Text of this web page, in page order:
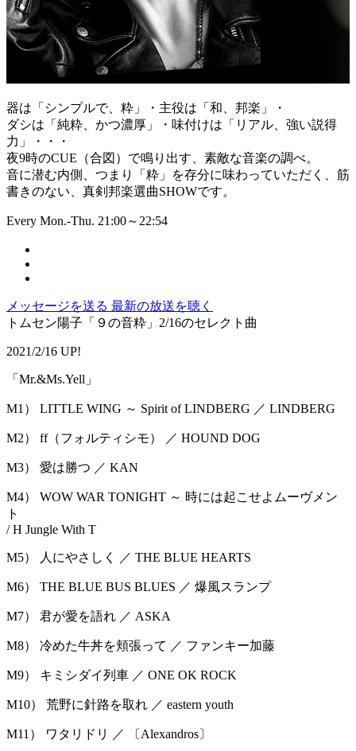
器は「シンプルで、粋」・主役は「和、邦楽」・
ダシは「純粋、かつ濃厚」・味付けは「リアル、強い説得
力」・・・
夜9時のCUE（合図）で鳴り出す、素敵な音楽の調べ。
音に潜む内側、つまり「粋」を存分に味わっていただく、筋
書きのない、真剣邦楽選曲SHOWです。
Every Mon.-Thu. 21:00～22:54
メッセージを送る 最新の放送を聴く
トムセン陽子「９の音粋」2/16のセレクト曲
2021/2/16 UP!
「Mr.&Ms.Yell」
M1） LITTLE WING ～ Spirit of LINDBERG ／ LINDBERG
M2） ff（フォルティシモ） ／ HOUND DOG
M3） 愛は勝つ ／ KAN
M4） WOW WAR TONIGHT ～ 時には起こせよムーヴメン
ト
/ H Jungle With T
M5） 人にやさしく ／ THE BLUE HEARTS
M6） THE BLUE BUS BLUES ／ 爆風スランプ
M7） 君が愛を語れ ／ ASKA
M8） 冷めた牛丼を頬張って ／ ファンキー加藤
M9） キミシダイ列車 ／ ONE OK ROCK
M10） 荒野に針路を取れ ／ eastern youth
M11） ワタリドリ ／ 〔Alexandros〕